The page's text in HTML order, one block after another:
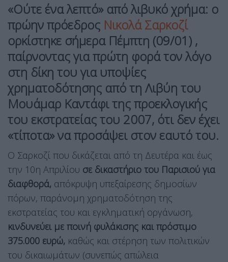
«Ούτε ένα λεπτό» από λιβυκό χρήμα: ο
πρώην πρόεδρος Νικολά Σαρκοζί
ορκίστηκε σήμερα Πέμπτη (09/01) ,
παίρνοντας για πρώτη φορά τον λόγο
στη δίκη του για υποψίες
χρηματοδότησης από τη Λιβύη του
Μουάμαρ Καντάφι της προεκλογικής
του εκστρατείας του 2007, ότι δεν έχει
«τίποτα» να προσάψει στον εαυτό του.
Ο Σαρκοζί που δικάζεται από τη Δευτέρα και έως
την 10η Απριλίου σε δικαστήριο του Παρισιού για
διαφθορά, απόκρυψη υπεξαίρεσης δημοσίων
πόρων, παράνομη χρηματοδότηση της
εκστρατείας του και εγκληματική οργάνωση,
κινδυνεύει με ποινή φυλάκισης και πρόστιμο
375.000 ευρώ, καθώς και στέρηση των πολιτικών
του δικαιωμάτων (συνεπώς απώλεια